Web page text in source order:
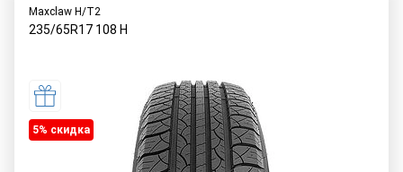
Maxclaw H/T2
235/65R17 108 H
5% cкидка